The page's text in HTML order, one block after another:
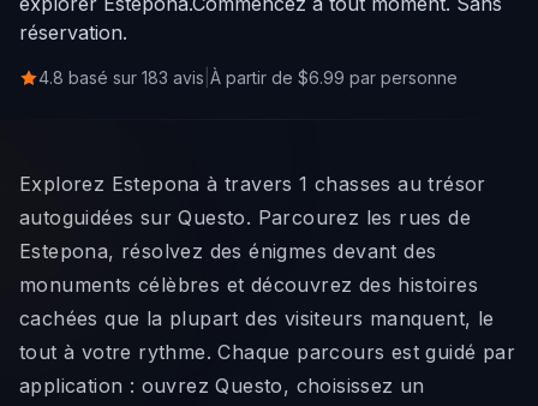
réservation.
4.8 basé sur 183 avis À partir de $6.99 par personne
Explorez Estepona à travers 1 chasses au trésor
autoguidées sur Questo. Parcourez les rues de
Estepona, résolvez des énigmes devant des
monuments célèbres et découvrez des histoires
cachées que la plupart des visiteurs manquent, le
tout à votre rythme. Chaque parcours est guidé par
application : ouvrez Questo, choisissez un